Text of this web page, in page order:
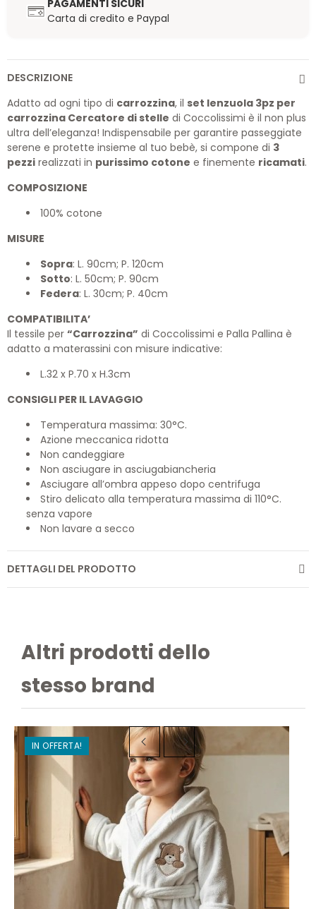
PAGAMENTI SICURI
Carta di credito e Paypal
DESCRIZIONE
Adatto ad ogni tipo di carrozzina, il set lenzuola 3pz per
carrozzina Cercatore di stelle di Coccolissimi è il non plus
ultra dell’eleganza! Indispensabile per garantire passeggiate
serene e protette insieme al tuo bebè, si compone di 3
pezzi realizzati in purissimo cotone e finemente ricamati.
COMPOSIZIONE
100% cotone
MISURE
Sopra: L. 90cm; P. 120cm
Sotto: L. 50cm; P. 90cm
Federa: L. 30cm; P. 40cm
COMPATIBILITA’
Il tessile per “Carrozzina” di Coccolissimi e Palla Pallina è
adatto a materassini con misure indicative:
L.32 x P.70 x H.3cm
CONSIGLI PER IL LAVAGGIO
Temperatura massima: 30°C.
Azione meccanica ridotta
Non candeggiare
Non asciugare in asciugabiancheria
Asciugare all’ombra appeso dopo centrifuga
Stiro delicato alla temperatura massima di 110°C.
senza vapore
Non lavare a secco
DETTAGLI DEL PRODOTTO
Altri prodotti dello
stesso brand
IN OFFERTA!